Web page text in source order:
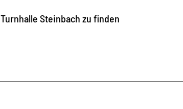
Steinbach zu finden